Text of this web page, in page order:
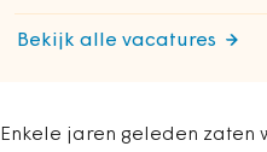
Bekijk alle vacatures
Enkele jaren geleden zaten